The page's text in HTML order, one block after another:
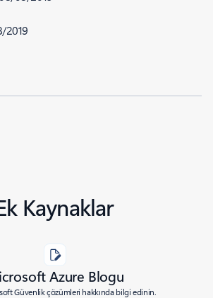
2019
Kaynaklar
Azure Blogu
Güvenlik çözümleri hakkında bilgi edinin.